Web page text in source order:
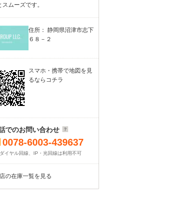
スムーズです。
住所： 静岡県沼津市志下
６８－２
スマホ・携帯で地図を見
るならコチラ
でのお問い合わせ
0078-6003-439637
イヤル回線、IP・光回線は利用不可
の在庫一覧を見る